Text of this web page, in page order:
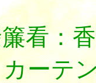
看：
ーテ